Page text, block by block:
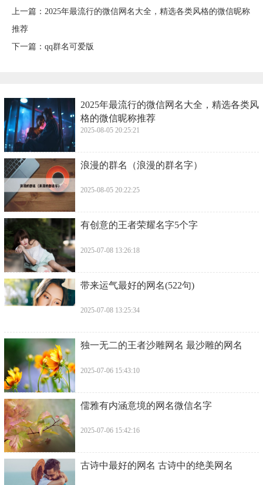
上一篇： 2025年最流行的微信网名大全，精选各类风格的微信昵称
推荐
下一篇： qq群名可爱版
2025年最流行的微信网名大全，精选各类风
格的微信昵称推荐
2025-08-05 20:25:21
浪漫的群名（浪漫的群名字）
2025-08-05 20:22:25
有创意的王者荣耀名字5个字
2025-07-08 13:26:18
带来运气最好的网名(522句)
2025-07-08 13:25:34
独一无二的王者沙雕网名 最沙雕的网名
2025-07-06 15:43:10
儒雅有内涵意境的网名微信名字
2025-07-06 15:42:16
古诗中最好的网名 古诗中的绝美网名